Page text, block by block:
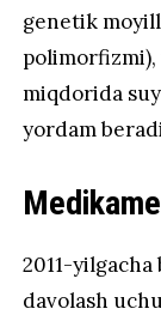
genetik
polimorfizmi),
miqdorida
yordam
2011-
davolash